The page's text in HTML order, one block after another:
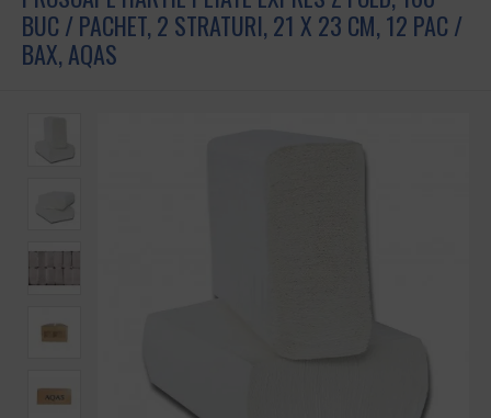
BUC / PACHET, 2 STRATURI, 21 X 23 CM, 12 PAC /
BAX, AQAS